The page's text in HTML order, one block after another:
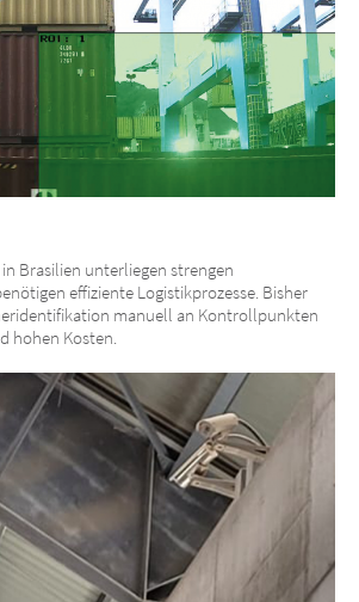
Brasilien unterliegen strengen
effiziente Logistikprozesse. Bisher
manuell an Kontrollpunkten
hohen Kosten.